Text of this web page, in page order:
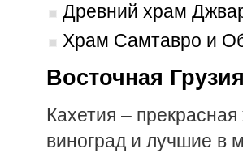
Древний храм
Храм Самтавро и
Восточная
Кахетия –
виноград и лучшие в